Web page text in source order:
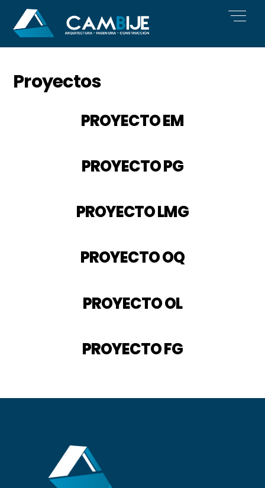
content
Proyectos
PROYECTO EM
PROYECTO PG
PROYECTO LMG
PROYECTO OQ
PROYECTO OL
PROYECTO FG